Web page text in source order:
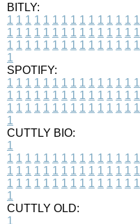
BITLY:
1 1 1 1 1 1 1 1 1 1 1 1 1 1 1
1 1 1 1 1 1 1 1 1 1 1 1 1 1 1
1 1 1 1 1 1 1 1 1 1 1 1 1 1 1
1
SPOTIFY:
1 1 1 1 1 1 1 1 1 1 1 1 1 1 1
1 1 1 1 1 1 1 1 1 1 1 1 1 1 1
1 1 1 1 1 1 1 1 1 1 1 1 1 1 1
1
CUTTLY BIO:
1
1 1 1 1 1 1 1 1 1 1 1 1 1 1 1
1 1 1 1 1 1 1 1 1 1 1 1 1 1 1
1 1 1 1 1 1 1 1 1 1 1 1 1 1 1
1
CUTTLY OLD:
1